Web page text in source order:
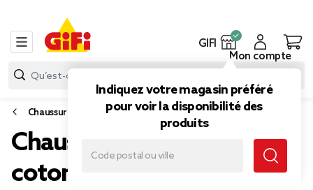
GIFI
Indiquez votre magasin préféré
pour voir la disponibilité des
produits
Mon compte
Chaussures
Chaussures en toile de
coton bleu marine t 36